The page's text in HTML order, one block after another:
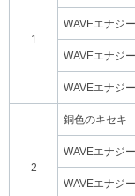
1
WAVEエナジ
WAVEエナジ
WAVEエナジ
2
銅色のキセキ
WAVEエナジ
WAVEエナジ